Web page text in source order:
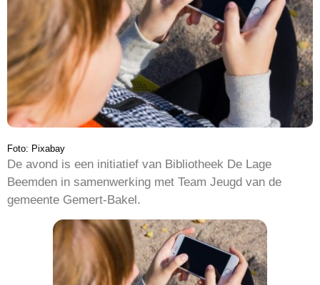
Foto: Pixabay
De avond is een initiatief van Bibliotheek De Lage
Beemden in samenwerking met Team Jeugd van de
gemeente Gemert-Bakel.